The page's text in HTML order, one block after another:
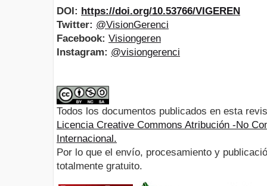
DOI: https://doi.org/10.53766/VIGEREN
Twitter: @VisionGerenci
Facebook: Visiongeren
Instagram: @visiongerenci
Todos los documentos publicados en esta
Licencia Creative Commons Atribución -No
Internacional.
Por lo que el envío, procesamiento y
totalmente gratuito.